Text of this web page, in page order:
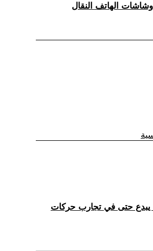
لا يبدع حتى في تجارب حركات